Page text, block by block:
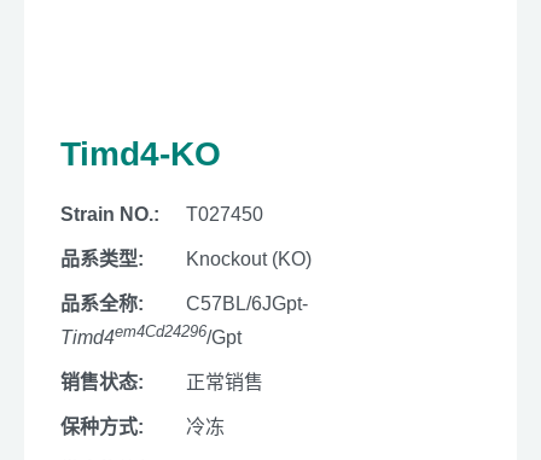
Timd4-KO
Strain NO.: T027450
品系类型: Knockout (KO)
品系全称:
C57BL/6JGpt-
Timd4em4Cd24296/Gpt
销售状态: 正常销售
保种方式: 冷冻